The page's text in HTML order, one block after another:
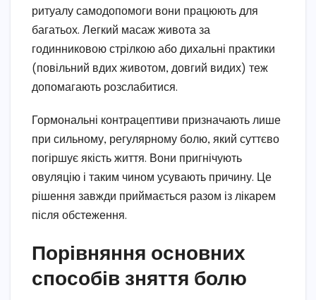
ритуалу самодопомоги вони працюють для
багатьох. Легкий масаж живота за
годинниковою стрілкою або дихальні практики
(повільний вдих животом, довгий видих) теж
допомагають розслабитися.
Гормональні контрацептиви призначають лише
при сильному, регулярному болю, який суттєво
погіршує якість життя. Вони пригнічують
овуляцію і таким чином усувають причину. Це
рішення завжди приймається разом із лікарем
після обстеження.
Порівняння основних
способів зняття болю